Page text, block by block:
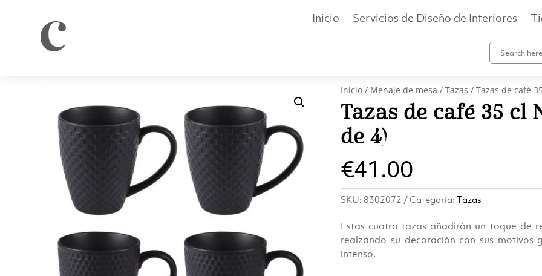
Inicio Servicios de Diseño de Interiores
Inicio / Menaje de mesa /Tazas / Tazas de café
Tazas de café 35 cl
de 4)
€41.00
SKU: 8302072 Categoría:Tazas
Estas cuatro tazas añadirán un toque de
realzando su decoración con sus
intenso.